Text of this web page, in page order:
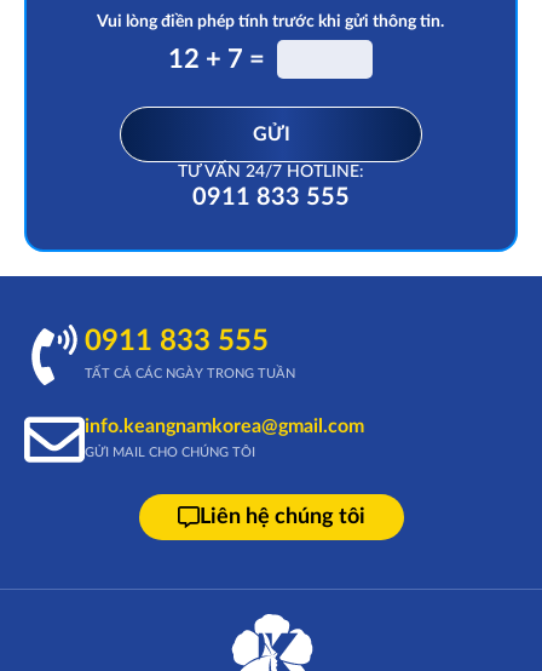
Vui lòng điền phép tính trước khi gửi thông tin.
12 + 7 =
GỬI
TƯ VẤN 24/7 HOTLINE:
0911 833 555
0911 833 555
TẤT CẢ CÁC NGÀY TRONG TUẦN
info.keangnamkorea@gmail.com
GỬI MAIL CHO CHÚNG TÔI
Liên hệ chúng tôi